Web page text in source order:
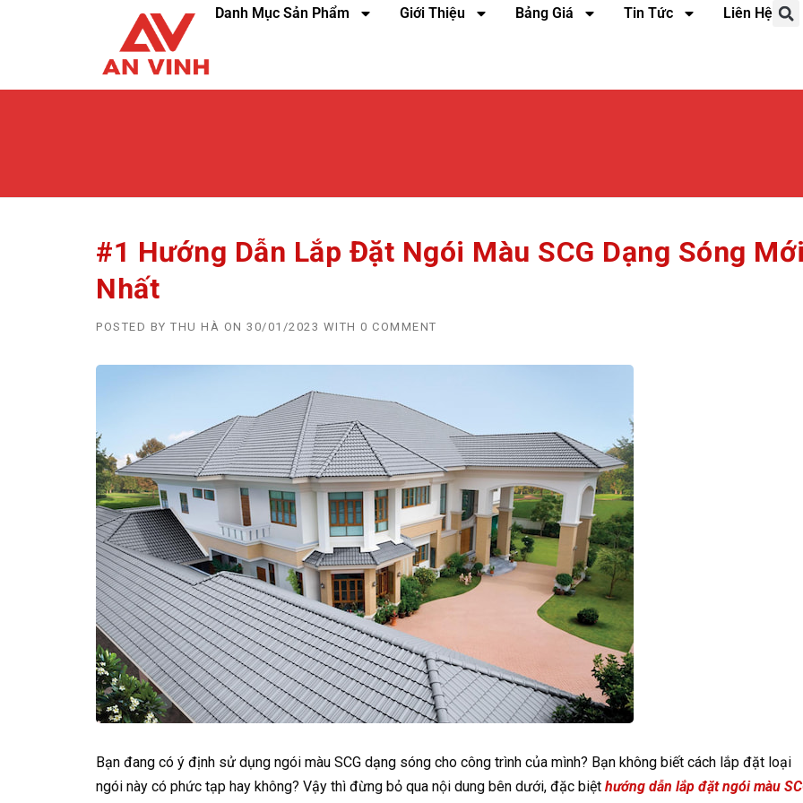
Danh Mục Sản Phẩm Giới Thiệu Bảng Giá Tin Tức Liên Hệ
#1 Hướng Dẫn Lắp Đặt Ngói Màu SCG Dạng Sóng
Nhất
POSTED BY THU HÀ ON 30/01/2023 WITH 0 COMMENT
Bạn đang có ý định sử dụng ngói màu SCG dạng sóng cho công trình của mình? Bạn không biết cách lắp đặt loại
ngói này có phức tạp hay không? Vậy thì đừng bỏ qua nội dung bên dưới, đặc biệt hướng dẫn lắp đặt ngói màu